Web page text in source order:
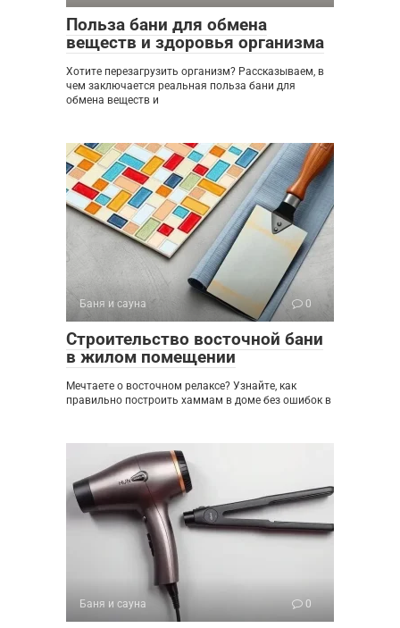
Польза бани для обмена
веществ и здоровья организма
Хотите перезагрузить организм? Рассказываем, в
чем заключается реальная польза бани для
обмена веществ и
Баня и сауна 0
Строительство восточной бани
в жилом помещении
Мечтаете о восточном релаксе? Узнайте, как
правильно построить хаммам в доме без ошибок в
Баня и сауна 0